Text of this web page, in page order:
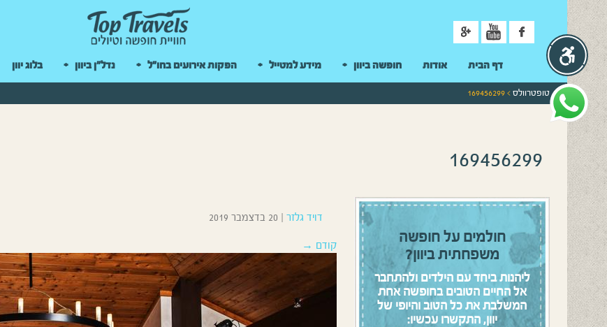
דף הבית אודות חופשה ביוון מידע למטייל הפקות אירועים בחו"ל נדל"ן ביוון בלוג יוון
טופטרוולס > 169456299
169456299
דויד גלזר 20 בדצמבר 2019
קודם →
חולמים על חופשה
משפחתית ביוון?
ליהנות ביחד עם הילדים ולהתחבר
אל החיים הטובים בחופשה אחת
המשלבת את כל הטוב והיופי של
יוון, התקשרו עכשיו: